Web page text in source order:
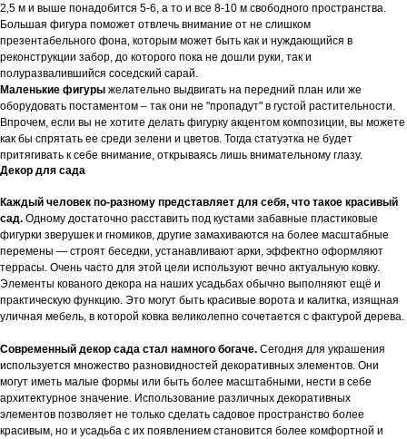
2,5 м и выше понадобится 5-6, а то и все 8-10 м свободного пространства.
Большая фигура поможет отвлечь внимание от не слишком
презентабельного фона, которым может быть как и нуждающийся в
реконструкции забор, до которого пока не дошли руки, так и
полуразвалившийся соседский сарай.
Маленькие фигуры желательно выдвигать на передний план или же
оборудовать постаментом – так они не "пропадут" в густой растительности.
Впрочем, если вы не хотите делать фигурку акцентом композиции, вы можете
как бы спрятать ее среди зелени и цветов. Тогда статуэтка не будет
притягивать к себе внимание, открываясь лишь внимательному глазу.
Декор для сада
Каждый человек по-разному представляет для себя, что такое красивый
сад. Одному достаточно расставить под кустами забавные пластиковые
фигурки зверушек и гномиков, другие замахиваются на более масштабные
перемены — строят беседки, устанавливают арки, эффектно оформляют
террасы. Очень часто для этой цели используют вечно актуальную ковку.
Элементы кованого декора на наших усадьбах обычно выполняют ещё и
практическую функцию. Это могут быть красивые ворота и калитка, изящная
уличная мебель, в которой ковка великолепно сочетается с фактурой дерева.
Современный декор сада стал намного богаче. Сегодня для украшения
используется множество разновидностей декоративных элементов. Они
могут иметь малые формы или быть более масштабными, нести в себе
архитектурное значение. Использование различных декоративных
элементов позволяет не только сделать садовое пространство более
красивым, но и усадьба с их появлением становится более комфортной и